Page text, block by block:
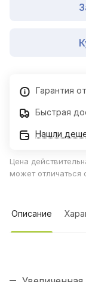
Гарантия
Быстрая
Нашли
Цена
может отличаться
Описание